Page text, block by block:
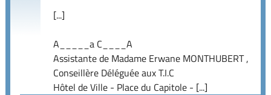
[...]
A_____a C____A
Assistante de Madame Erwane MONTHUBERT ,
Conseillère Déléguée aux T.I.C
Hôtel de Ville - Place du Capitole - [...]